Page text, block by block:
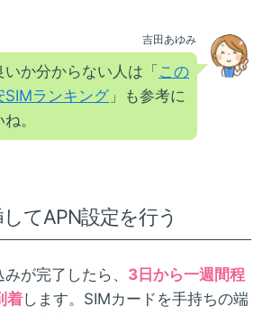
吉田あゆみ
いか分からない人は「この
ランキング 」も参考に
。
てAPN設定を行う
が完了したら、 3日から一週間程
着します。SIMカードを手持ちの端